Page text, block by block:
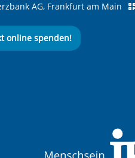
AG, Frankfurt am Main
online spenden!
des